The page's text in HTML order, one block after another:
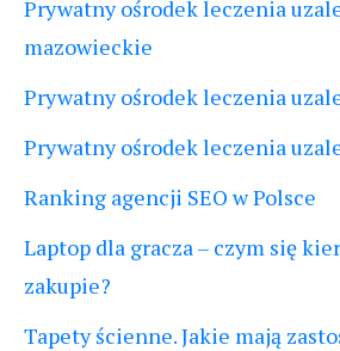
Prywatny ośrodek leczenia
mazowieckie
Prywatny ośrodek leczenia
Prywatny ośrodek leczenia
Ranking agencji SEO w Polsce
Laptop dla gracza – czym się
zakupie?
Tapety ścienne. Jakie mają